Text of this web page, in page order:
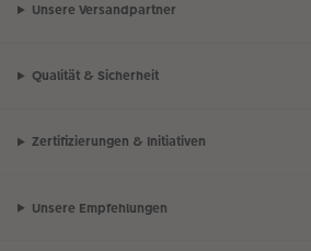
Unsere Versandpartner
Qualität & Sicherheit
Zertifizierungen & Initiativen
Unsere Empfehlungen